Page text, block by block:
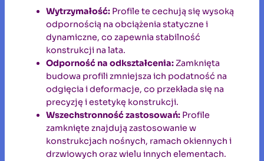
Wytrzymałość: Profile te cechują się wysoką
odpornością na obciążenia statyczne i
dynamiczne, co zapewnia stabilność
konstrukcji na lata.
Odporność na odkształcenia:Zamknięta
budowa profili zmniejsza ich podatność na
odgięcia i deformacje, co przekłada się na
precyzję i estetykę konstrukcji.
Wszechstronność zastosowań: Profile
zamknięte znajdują zastosowanie w
konstrukcjach nośnych, ramach okiennych i
drzwiowych oraz wielu innych elementach.